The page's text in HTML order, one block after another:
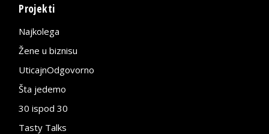
Projekti
Najkolega
Žene u biznisu
UticajnOdgovorno
Šta jedemo
30 ispod 30
Tasty Talks